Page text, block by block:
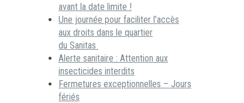
avant la date limite !
Une journée pour faciliter l’accès
aux droits dans le quartier
du Sanitas
Alerte sanitaire : Attention aux
insecticides interdits
Fermetures exceptionnelles – Jours
fériés